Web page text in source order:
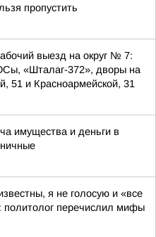
пропустить
выезд на округ № 7:
«Шталаг-372», дворы на
51 и Красноармейской, 31
имущества и деньги в
я не голосую и «все
политолог перечислил мифы